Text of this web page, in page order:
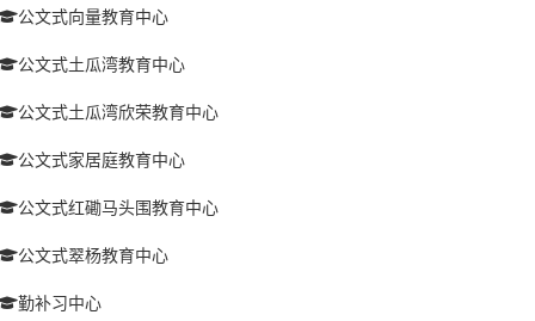
公文式向量教育中心
公文式土瓜湾教育中心
公文式土瓜湾欣荣教育中心
公文式家居庭教育中心
公文式红磡马头围教育中心
公文式翠杨教育中心
勤补习中心